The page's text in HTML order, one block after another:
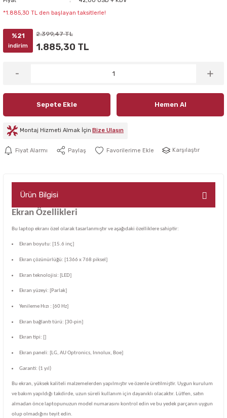
*1.885,30 TL den başlayan taksitlerle!
%21
indirim
2.399,47 TL
1.885,30 TL
Sepete Ekle Hemen Al
Montaj Hizmeti Almak İçin Bize Ulaşın
Fiyat Alarmı Paylaş Karşılaştır
Ürün Bilgisi
Ekran Özellikleri
Bu laptop ekranı özel olarak tasarlanmıştır ve aşağıdaki özelliklere sahiptir:
Ekran boyutu: [15.6 inç]
Ekran çözünürlüğü: [1366 x 768 piksel]
Ekran teknolojisi: [LED]
Ekran yüzeyi: [Parlak]
Yenileme Hızı : [60 Hz]
Ekran bağlantı türü: [30-pin]
Ekran tipi: []
Ekran paneli: [LG, AU Optronics, Innolux, Boe]
Garanti: (1 yıl)
Bu ekran, yüksek kaliteli malzemelerden yapılmıştır ve özenle üretilmiştir. Uygun kurulum
ve bakım yapıldığı takdirde, uzun süreli kullanım için dayanıklı olacaktır. Lütfen, satın
almadan önce laptopunuzun model numarasını kontrol edin ve bu yedek parçanın uygun
olup olmadığını teyit edin.